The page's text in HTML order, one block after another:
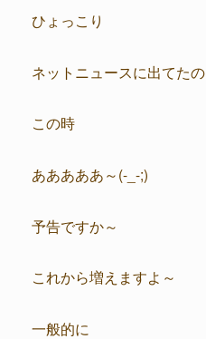
ひょっこり
ネットニュースに出てたの
この時
あああああ～(-_-;)
予告ですか～
これから増えますよ～
一般的に